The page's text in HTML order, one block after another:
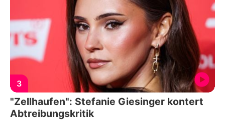
3
"Zellhaufen": Stefanie Giesinger kontert
Abtreibungskritik